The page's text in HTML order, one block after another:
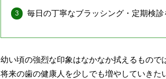
毎日の丁寧なブラッシング・定期検診
幼い頃の強烈な印象はなかなか拭えるもので
将来の歯の健康人を少しでも増やしていきた